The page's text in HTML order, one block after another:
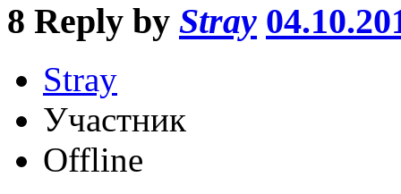
8 Reply by Stray
Stray
Участник
Offline